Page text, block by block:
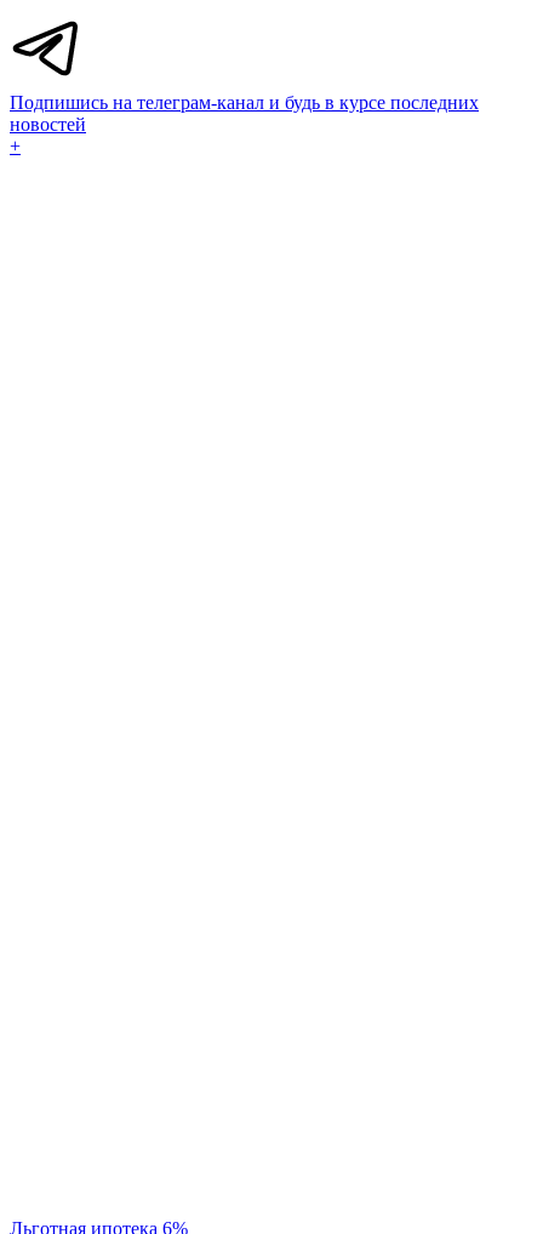
Подпишись на телеграм-канал и будь в курсе последних
новостей
+
Льготная ипотека 6%